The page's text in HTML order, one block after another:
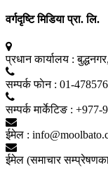
वर्गदृष्टि मिडिया प्रा. लि.
प्रधान कार्यालय :
सम्पर्क फाेन : 01-
सम्पर्क मार्केटिङ : +977-
ईमेल :
ईमेल (समाचार